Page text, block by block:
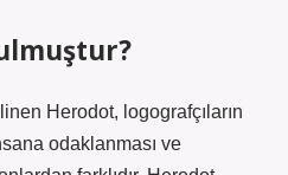
Herodot, logografçıların
odaklanması ve